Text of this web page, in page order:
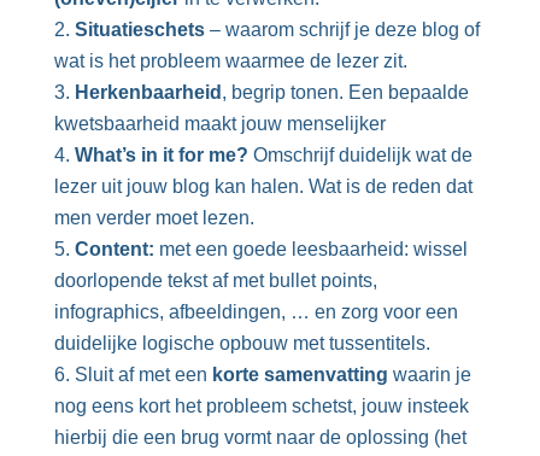
Situatieschets– waarom schrijf je deze blog of
wat is het probleem waarmee de lezer zit.
Herkenbaarheid , begrip tonen. Een bepaalde
kwetsbaarheid maakt jouw menselijker
What’s in it for me? Omschrijf duidelijk wat de
lezer uit jouw blog kan halen. Wat is de reden dat
men verder moet lezen.
Content: met een goede leesbaarheid: wissel
doorlopende tekst af met bullet points,
infographics, afbeeldingen, … en zorg voor een
duidelijke logische opbouw met tussentitels.
Sluit af met een korte samenvatting waarin je
nog eens kort het probleem schetst, jouw insteek
hierbij die een brug vormt naar de oplossing (het